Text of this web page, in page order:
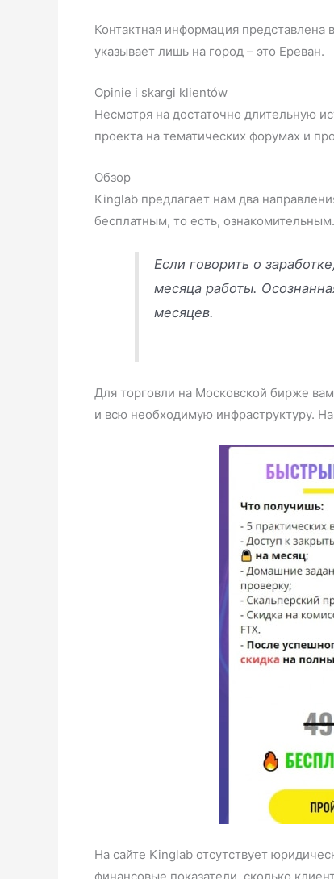
Контактная информация
указывает лишь на город – это Ереван.
Opinie i skargi klientów
Несмотря на достаточно длительную
проекта на тематических форумах и
Обзор
Kinglab предлагает нам два
бесплатным, то есть,
Если говорить о
месяца работы.
месяцев.
Для торговли на Московской бирже
и всю необходимую инфраструктуру.
На сайте Kinglab отсутствует
финансовые показатели, сколько